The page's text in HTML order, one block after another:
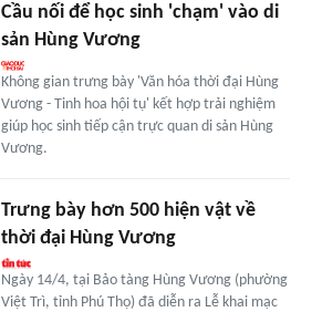
Cầu nối để học sinh 'chạm' vào di
sản Hùng Vương
Không gian trưng bày 'Văn hóa thời đại Hùng
Vương - Tinh hoa hội tụ' kết hợp trải nghiệm
giúp học sinh tiếp cận trực quan di sản Hùng
Vương.
Trưng bày hơn 500 hiện vật về
thời đại Hùng Vương
Ngày 14/4, tại Bảo tàng Hùng Vương (phường
Việt Trì, tỉnh Phú Thọ) đã diễn ra Lễ khai mạc